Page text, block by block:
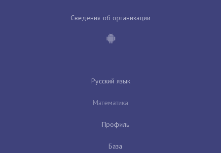
Сведения об организации
Русский язык
Математика
Профиль
База